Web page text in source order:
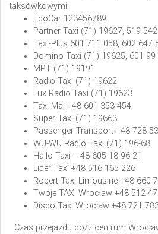
taksówkowymi:
EcoCar 123456789
Partner Taxi (71) 19627, 519 542
Taxi-Plus 601 711 058, 602 647
Domino Taxi (71) 19625, 601 99
MPT (71) 19191
Radio Taxi (71) 19622
Lux Radio Taxi (71) 19623
Taxi Maj +48 601 353 454
Super Taxi (71) 19663
Passenger Transport +48 728
WU-WU Radio Taxi (71) 196-68
Hallo Taxi + 48 605 18 96 21
Lider Taxi +48 516 165 226
Robert-Taxi Limousine +48 660
Twoje TAXI Wrocław +48 512
Disco Taxi Wrocław +48 721
Czas przejazdu do/z centrum